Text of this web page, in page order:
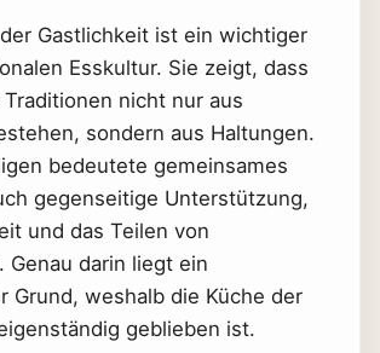
Gastlichkeit ist ein wichtiger
Esskultur. Sie zeigt, dass
nicht nur aus
sondern aus Haltungen.
bedeutete gemeinsames
gegenseitige Unterstützung,
und das Teilen von
Genau darin liegt ein
Grund, weshalb die Küche der
geblieben ist.